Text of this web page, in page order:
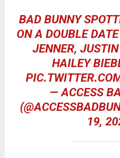
BAD BUNNY
ON A DOUBLE
JENNER,
HAILEY
— ACCESS
19,